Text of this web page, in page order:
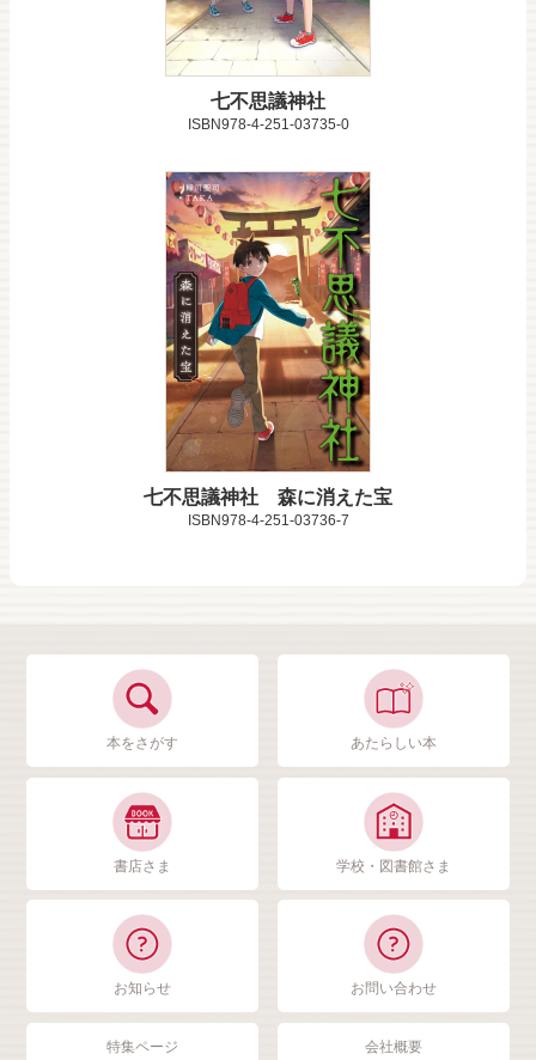
七不思議神社
ISBN978-4-251-03735-0
七不思議神社 森に消えた宝
ISBN978-4-251-03736-7
本をさがす あたらしい本
書店さま 学校・図書館さま
お知らせ お問い合わせ
特集ページ 会社概要